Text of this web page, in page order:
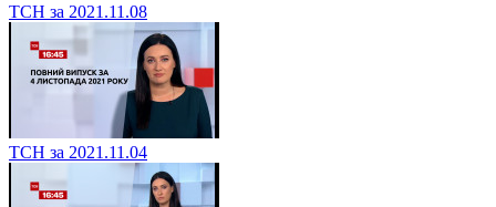
ТСН за 2021.11.08
ТСН за 2021.11.04